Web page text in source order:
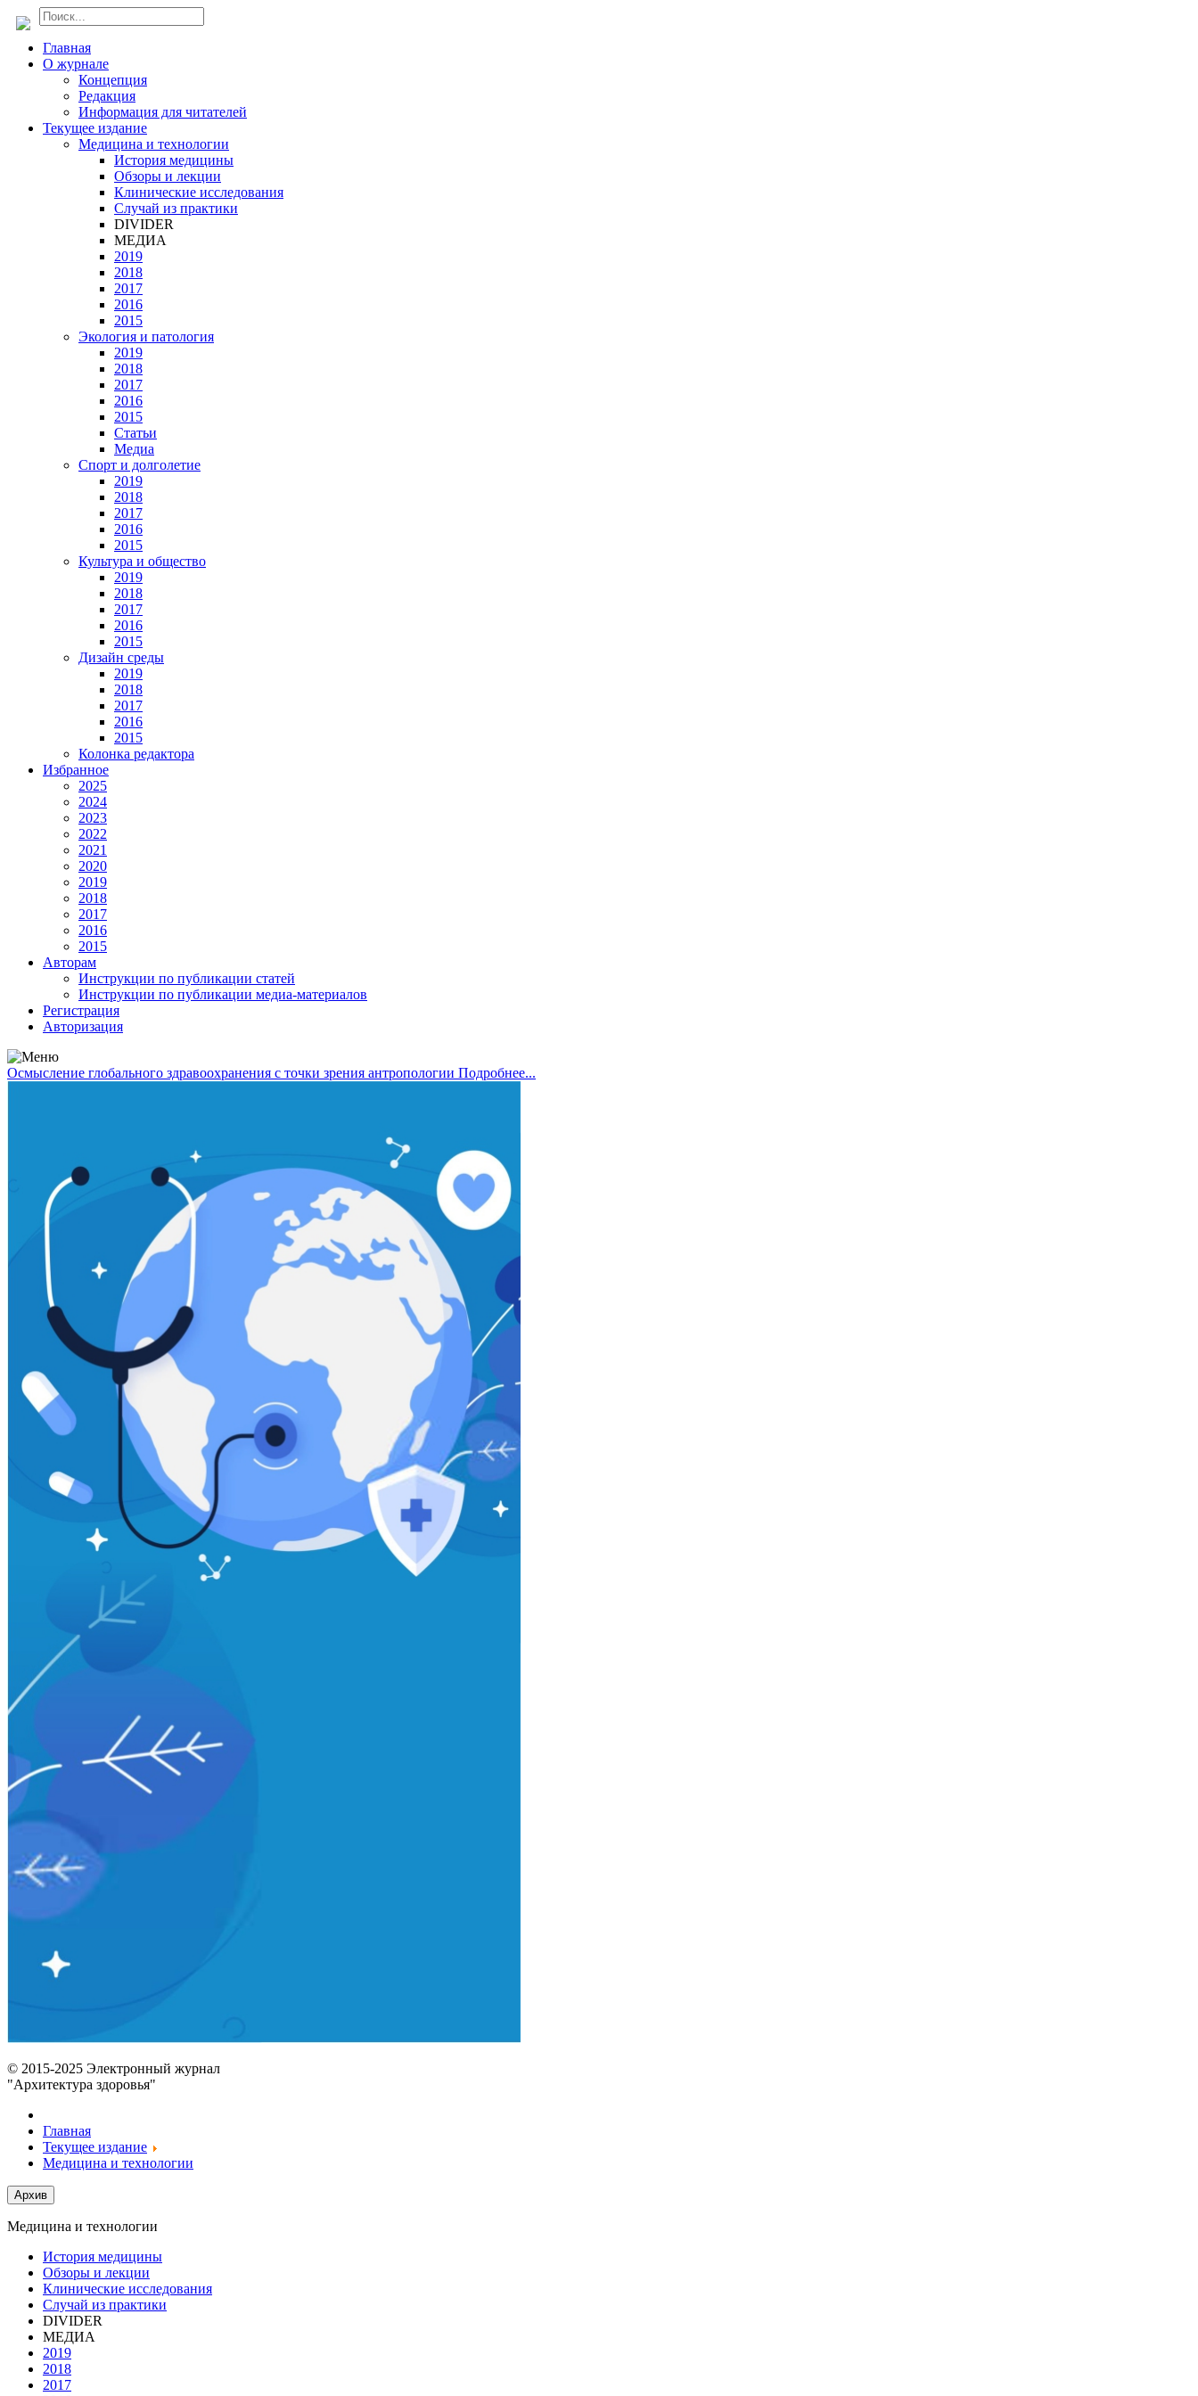
Главная
О журнале
Концепция
Редакция
Информация для читателей
Текущее издание
Медицина и технологии
История медицины
Обзоры и лекции
Клинические исследования
Случай из практики
DIVIDER
МЕДИА
2019
2018
2017
2016
2015
Экология и патология
2019
2018
2017
2016
2015
Статьи
Медиа
Спорт и долголетие
2019
2018
2017
2016
2015
Культура и общество
2019
2018
2017
2016
2015
Дизайн среды
2019
2018
2017
2016
2015
Колонка редактора
Избранное
2025
2024
2023
2022
2021
2020
2019
2018
2017
2016
2015
Авторам
Инструкции по публикации статей
Инструкции по публикации медиа-материалов
Регистрация
Авторизация
Осмысление глобального здравоохранения с точки зрения антропологии Подробнее...
© 2015-2025 Электронный журнал
"Архитектура здоровья"
Главная
Текущее издание
Медицина и технологии
Медицина и технологии
История медицины
Обзоры и лекции
Клинические исследования
Случай из практики
DIVIDER
МЕДИА
2019
2018
2017